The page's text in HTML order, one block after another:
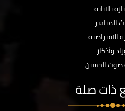
بالانابة
المباشر
الافتراضية
وأذكار
صوت الحسين
ذات صلة